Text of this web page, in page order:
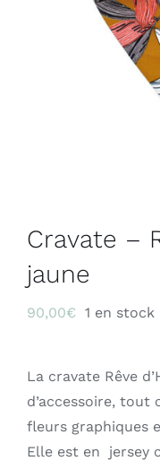
Cravate –
jaune
90,00€ 1 en stock
La cravate Rêve
d’accessoire, tout
fleurs graphiques
Elle est en jersey